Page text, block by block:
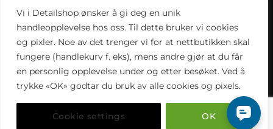
Vi i Detailshop ønsker å gi deg en unik
handleopplevelse hos oss. Til dette bruker vi cookies
og pixler. Noe av det trenger vi for at nettbutikken skal
fungere (handlekurv f. eks), mens andre gjør at du får
en personlig opplevelse under og etter besøket. Ved å
trykke «OK» godtar du bruk av alle cookies og pixels.
Cookie settings OK
Vask motoren trygt!
Hvordan clayer du?
Alle artikler
Copyright 2026 © Detailshop.no